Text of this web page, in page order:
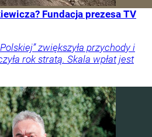
Fundacja prezesa TV
zwiększyła przychody i
rok stratą. Skala wpłat jest